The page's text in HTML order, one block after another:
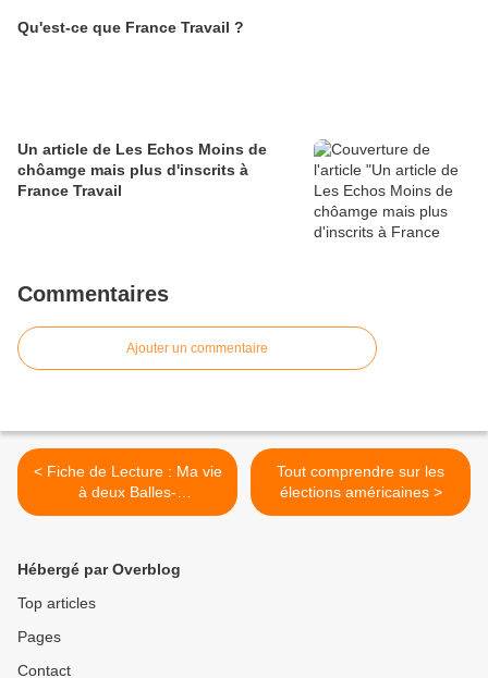
Qu'est-ce que France Travail ?
Un article de Les Echos Moins de
chôamge mais plus d'inscrits à
France Travail
Commentaires
Ajouter un commentaire
< Fiche de Lecture : Ma vie
à deux Balles-
M.Gaudéchoux et
Tout comprendre sur les
élections américaines >
Hébergé par Overblog
Top articles
Pages
Contact